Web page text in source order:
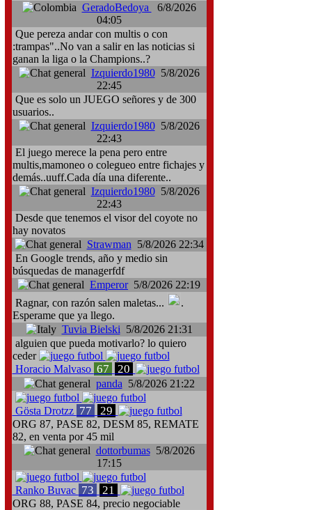
GeradoBedoya
6/8/2026
04:05
Que pereza andar con multis o con
:trampas"..No van a salir en las noticias si
ganan la liga o la Champions..?
Izquierdo19805/8/2026
22:45
Que es solo un JUEGO señores y de 300
usuarios..
Izquierdo19805/8/2026
22:43
El juego merece la pena pero entre
multis,mamoneo o colegueo entre fichajes y
demás..uuff.Cada día una diferente..
Izquierdo19805/8/2026
22:43
Desde que tenemos el visor del coyote no
hay novatos
Strawman 5/8/2026 22:34
En Google trends, año y medio sin
búsquedas de managerfdf
Emperor5/8/2026 22:19
Ragnar, con razón salen maletas...
.
Esperame que ya llego.
Tuvia Bielski 5/8/2026 21:31
alguien que pueda motivarlo? lo quiero
ceder
Horacio Malvaso 67 20
panda 5/8/2026 21:22
Gösta Drotzz 77 29
ORG 87, PASE 82, DESM 85, REMATE
82, en venta por 45 mil
dottorbumas5/8/2026
17:15
Ranko Buvac 73 21
ORG 88, PASE 84, precio negociable